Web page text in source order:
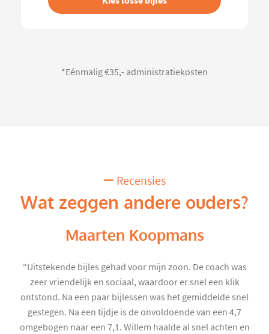
*Eénmalig €35,- administratiekosten
Recensies
Wat zeggen andere ouders?
Maarten Koopmans
“Uitstekende bijles gehad voor mijn zoon. De coach was
zeer vriendelijk en sociaal, waardoor er snel een klik
ontstond. Na een paar bijlessen was het gemiddelde snel
gestegen. Na een tijdje is de onvoldoende van een 4,7
omgebogen naar een 7,1. Willem haalde al snel achten en